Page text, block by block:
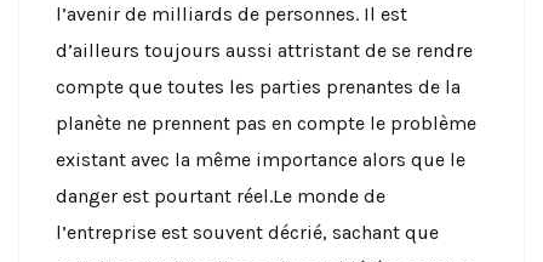
l’avenir de milliards de personnes. Il est
d’ailleurs toujours aussi attristant de se rendre
compte que toutes les parties prenantes de la
planète ne prennent pas en compte le problème
existant avec la même importance alors que le
danger est pourtant réel.Le monde de
l’entreprise est souvent décrié, sachant que